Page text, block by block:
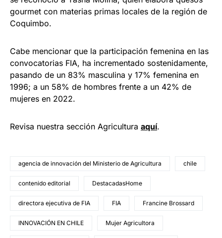
gourmet con materias primas locales de la región de
Coquimbo.
Cabe mencionar que la participación femenina en las
convocatorias FIA, ha incrementado sostenidamente,
pasando de un 83% masculina y 17% femenina en
1996; a un 58% de hombres frente a un 42% de
mujeres en 2022.
Revisa nuestra sección Agricultura aquí.
agencia de innovación del Ministerio de Agricultura chile
contenido editorial DestacadasHome
directora ejecutiva de FIA FIA Francine Brossard
INNOVACIÓN EN CHILE Mujer Agricultora